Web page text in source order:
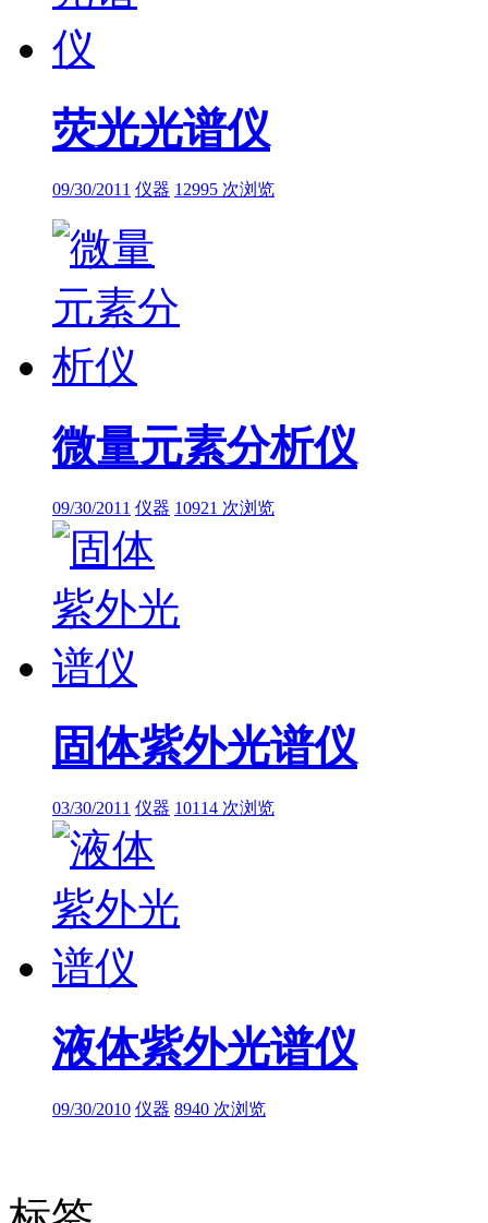
荧光光谱仪
09/30/2011 仪器 12995 次浏览
微量元素分析仪
09/30/2011 仪器 10921 次浏览
固体紫外光谱仪
03/30/2011 仪器 10114 次浏览
液体紫外光谱仪
09/30/2010 仪器 8940 次浏览